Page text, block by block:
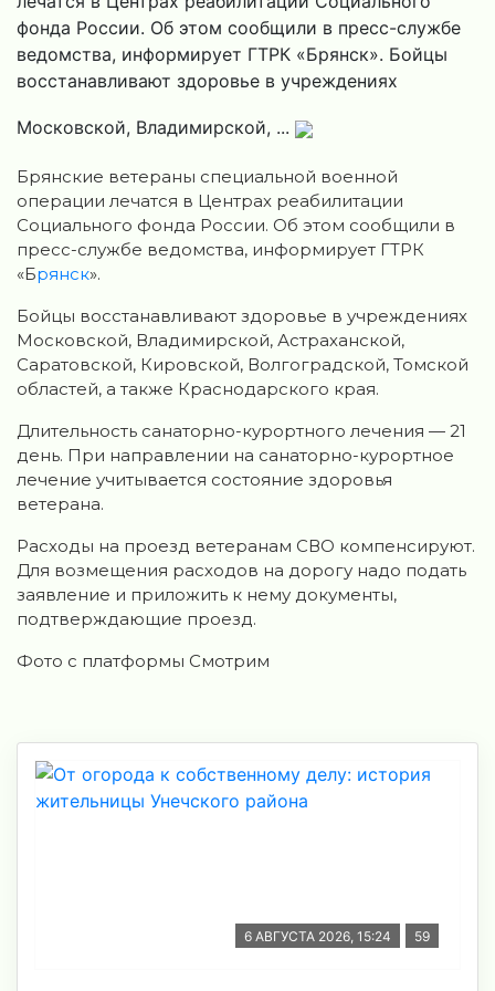
фонда России. Об этом сообщили в пресс-службе
ведомства, информирует ГТРК «Брянск». Бойцы
восстанавливают здоровье в учреждениях
Московской, Владимирской, ...
Брянские ветераны специальной военной
операции лечатся в Центрах реабилитации
Социального фонда России. Об этом сообщили в
пресс-службе ведомства, информирует ГТРК
«Брянск».
Бойцы восстанавливают здоровье в учреждениях
Московской, Владимирской, Астраханской,
Саратовской, Кировской, Волгоградской, Томской
областей, а также Краснодарского края.
Длительность санаторно-курортного лечения — 21
день. При направлении на санаторно-курортное
лечение учитывается состояние здоровья
ветерана.
Расходы на проезд ветеранам СВО компенсируют.
Для возмещения расходов на дорогу надо подать
заявление и приложить к нему документы,
подтверждающие проезд.
Фото с платформы Смотрим
6 АВГУСТА 2026, 15:24 59